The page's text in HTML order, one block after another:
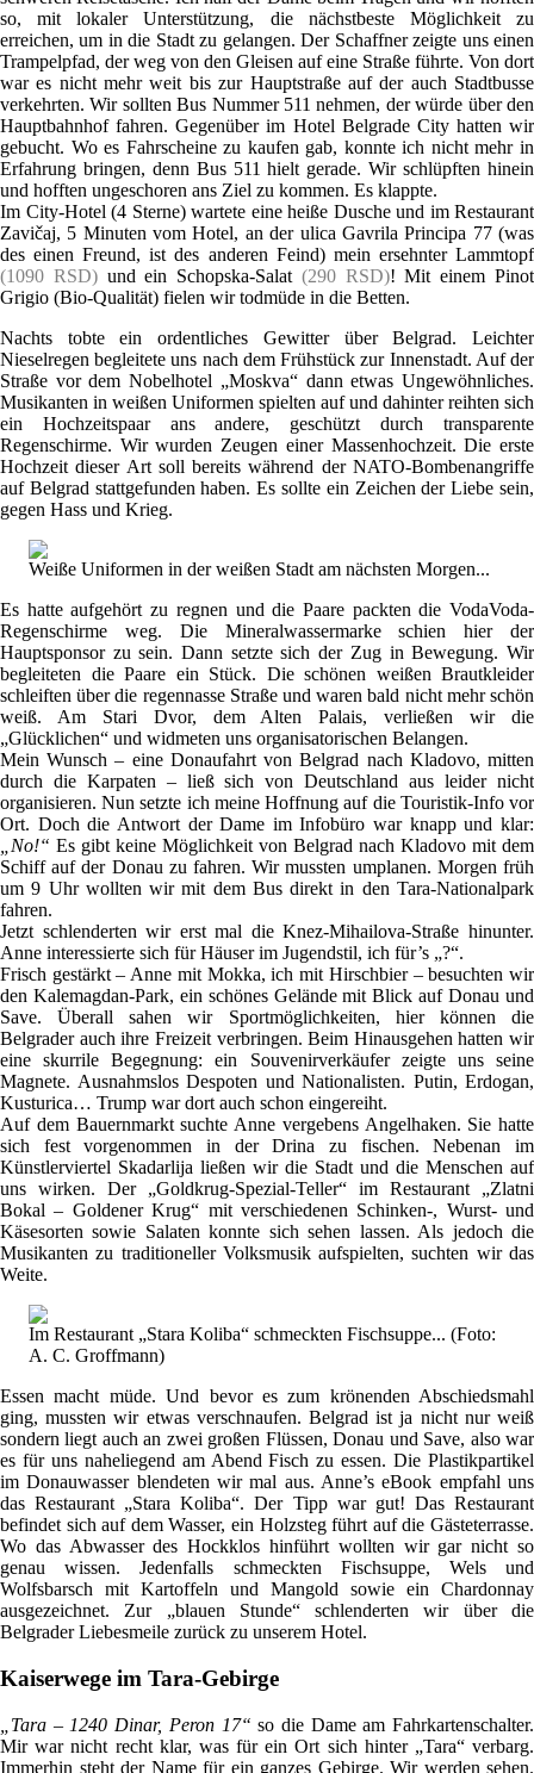
so, mit lokaler Unterstützung, die nächstbeste Möglichkeit zu
erreichen, um in die Stadt zu gelangen. Der Schaffner zeigte uns einen
Trampelpfad, der weg von den Gleisen auf eine Straße führte. Von dort
war es nicht mehr weit bis zur Hauptstraße auf der auch Stadtbusse
verkehrten. Wir sollten Bus Nummer 511 nehmen, der würde über den
Hauptbahnhof fahren. Gegenüber im Hotel Belgrade City hatten wir
gebucht. Wo es Fahrscheine zu kaufen gab, konnte ich nicht mehr in
Erfahrung bringen, denn Bus 511 hielt gerade. Wir schlüpften hinein
und hofften ungeschoren ans Ziel zu kommen. Es klappte.
Im City-Hotel (4 Sterne) wartete eine heiße Dusche und im Restaurant
Zavičaj, 5 Minuten vom Hotel, an der ulica Gavrila Principa 77 (was
des einen Freund, ist des anderen Feind) mein ersehnter Lammtopf
(1090 RSD)und ein Schopska-Salat (290 RSD)! Mit einem Pinot
Grigio (Bio-Qualität) fielen wir todmüde in die Betten.
Nachts tobte ein ordentliches Gewitter über Belgrad. Leichter
Nieselregen begleitete uns nach dem Frühstück zur Innenstadt. Auf der
Straße vor dem Nobelhotel „Moskva“ dann etwas Ungewöhnliches.
Musikanten in weißen Uniformen spielten auf und dahinter reihten sich
ein Hochzeitspaar ans andere, geschützt durch transparente
Regenschirme. Wir wurden Zeugen einer Massenhochzeit. Die erste
Hochzeit dieser Art soll bereits während der NATO-Bombenangriffe
auf Belgrad stattgefunden haben. Es sollte ein Zeichen der Liebe sein,
gegen Hass und Krieg.
Weiße Uniformen in der weißen Stadt am nächsten Morgen...
Es hatte aufgehört zu regnen und die Paare packten die VodaVoda-
Regenschirme weg. Die Mineralwassermarke schien hier der
Hauptsponsor zu sein. Dann setzte sich der Zug in Bewegung. Wir
begleiteten die Paare ein Stück. Die schönen weißen Brautkleider
schleiften über die regennasse Straße und waren bald nicht mehr schön
weiß. Am Stari Dvor, dem Alten Palais, verließen wir die
„Glücklichen“ und widmeten uns organisatorischen Belangen.
Mein Wunsch – eine Donaufahrt von Belgrad nach Kladovo, mitten
durch die Karpaten – ließ sich von Deutschland aus leider nicht
organisieren. Nun setzte ich meine Hoffnung auf die Touristik-Info vor
Ort. Doch die Antwort der Dame im Infobüro war knapp und klar:
„No!“ Es gibt keine Möglichkeit von Belgrad nach Kladovo mit dem
Schiff auf der Donau zu fahren. Wir mussten umplanen. Morgen früh
um 9 Uhr wollten wir mit dem Bus direkt in den Tara-Nationalpark
fahren.
Jetzt schlenderten wir erst mal die Knez-Mihailova-Straße hinunter.
Anne interessierte sich für Häuser im Jugendstil, ich für’s „?“.
Frisch gestärkt – Anne mit Mokka, ich mit Hirschbier – besuchten wir
den Kalemagdan-Park, ein schönes Gelände mit Blick auf Donau und
Save. Überall sahen wir Sportmöglichkeiten, hier können die
Belgrader auch ihre Freizeit verbringen. Beim Hinausgehen hatten wir
eine skurrile Begegnung: ein Souvenirverkäufer zeigte uns seine
Magnete. Ausnahmslos Despoten und Nationalisten. Putin, Erdogan,
Kusturica… Trump war dort auch schon eingereiht.
Auf dem Bauernmarkt suchte Anne vergebens Angelhaken. Sie hatte
sich fest vorgenommen in der Drina zu fischen. Nebenan im
Künstlerviertel Skadarlija ließen wir die Stadt und die Menschen auf
uns wirken. Der „Goldkrug-Spezial-Teller“ im Restaurant „Zlatni
Bokal – Goldener Krug“ mit verschiedenen Schinken-, Wurst- und
Käsesorten sowie Salaten konnte sich sehen lassen. Als jedoch die
Musikanten zu traditioneller Volksmusik aufspielten, suchten wir das
Weite.
Im Restaurant „Stara Koliba“ schmeckten Fischsuppe... (Foto:
A. C. Groffmann)
Essen macht müde. Und bevor es zum krönenden Abschiedsmahl
ging, mussten wir etwas verschnaufen. Belgrad ist ja nicht nur weiß
sondern liegt auch an zwei großen Flüssen, Donau und Save, also war
es für uns naheliegend am Abend Fisch zu essen. Die Plastikpartikel
im Donauwasser blendeten wir mal aus. Anne’s eBook empfahl uns
das Restaurant „Stara Koliba“. Der Tipp war gut! Das Restaurant
befindet sich auf dem Wasser, ein Holzsteg führt auf die Gästeterrasse.
Wo das Abwasser des Hockklos hinführt wollten wir gar nicht so
genau wissen. Jedenfalls schmeckten Fischsuppe, Wels und
Wolfsbarsch mit Kartoffeln und Mangold sowie ein Chardonnay
ausgezeichnet. Zur „blauen Stunde“ schlenderten wir über die
Belgrader Liebesmeile zurück zu unserem Hotel.
Kaiserwege im Tara-Gebirge
„Tara – 1240 Dinar, Peron 17“ so die Dame am Fahrkartenschalter.
Mir war nicht recht klar, was für ein Ort sich hinter „Tara“ verbarg.
Immerhin steht der Name für ein ganzes Gebirge. Wir werden sehen.